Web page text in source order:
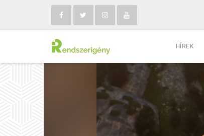
HÍREK